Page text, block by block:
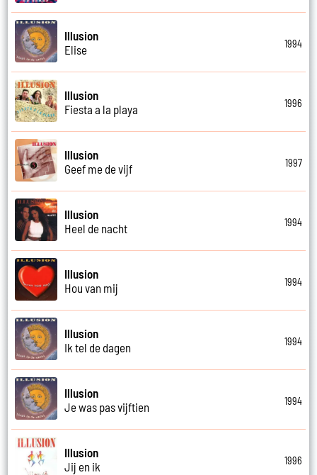
Illusion
Elise
1994
Illusion
Fiesta a la playa
1996
Illusion
Geef me de vijf
1997
Illusion
Heel de nacht
1994
Illusion
Hou van mij
1994
Illusion
Ik tel de dagen
1994
Illusion
Je was pas vijftien
1994
Illusion
Jij en ik
1996